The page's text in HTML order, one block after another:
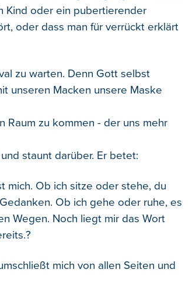
Kind oder ein pubertierender
oder dass man für verrückt erklärt
zu warten. Denn Gott selbst
unseren Macken unsere Maske
Raum zu kommen - der uns mehr
staunt darüber. Er betet:
mich. Ob ich sitze oder stehe, du
Ob ich gehe oder ruhe, es
Wegen. Noch liegt mir das Wort
mich von allen Seiten und